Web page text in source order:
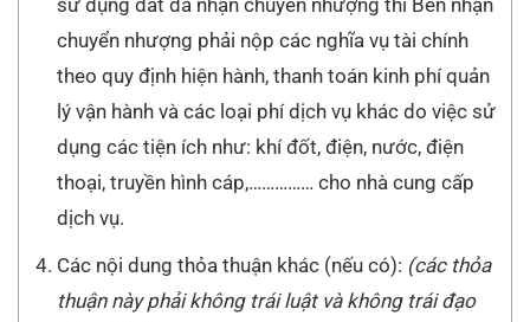
chuyển nhượng phải nộp các nghĩa vụ tài chính
theo quy định hiện hành, thanh toán kinh phí quản
lý vận hành và các loại phí dịch vụ khác do việc sử
dụng các tiện ích như: khí đốt, điện, nước, điện
thoại, truyền hình cáp,…………… cho nhà cung cấp
dịch vụ.
Các nội dung thỏa thuận khác (nếu có): (các thỏa
thuận này phải không trái luật và không trái đạo